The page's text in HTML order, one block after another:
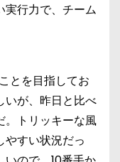
実行力で、チーム
とを目指してお
いが、昨日と比べ
。トリッキーな風
やすい状況だっ